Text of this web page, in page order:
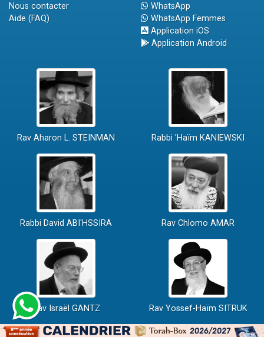
Nous contacter
Aide (FAQ)
WhatsApp
WhatsApp Femmes
Application iOS
Application Android
Rav Aharon L. STEINMAN Rabbi 'Haïm KANIEWSKI
Rabbi David ABI'HSSIRA Rav Chlomo AMAR
Rav Israël GANTZ Rav Yossef-Haïm SITRUK